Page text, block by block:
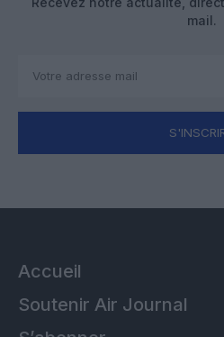
mail.
Accueil
Soutenir Air Journal